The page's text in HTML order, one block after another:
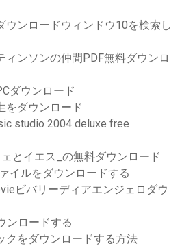
ウンロードウィンドウ10を検索し
ィンソンの仲間PDF無料ダウンロ
ダウンロード
をダウンロード
studio 2004 deluxe free
とイエス_の無料ダウンロード
イルをダウンロードする
ビバリーディアエンジェロダウ
ンロードする
クをダウンロードする方法